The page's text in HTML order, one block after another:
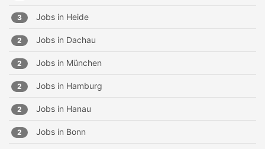
3 Jobs in Heide
2 Jobs in Dachau
2 Jobs in München
2 Jobs in Hamburg
2 Jobs in Hanau
2 Jobs in Bonn